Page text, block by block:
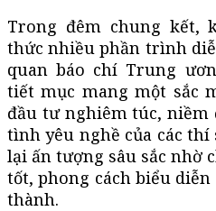
Trong đêm chung kết,
thức nhiều phần trình
quan báo chí Trung
tiết mục mang một sắc
đầu tư nghiêm túc, niềm
tình yêu nghề của các
lại ấn tượng sâu sắc nhờ
tốt, phong cách biểu
thành.